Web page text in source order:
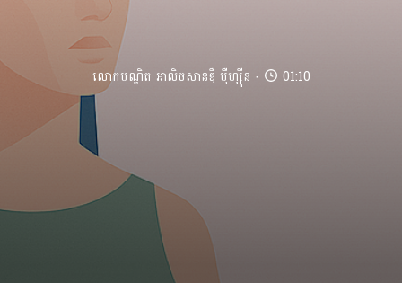
លោកបណ្ឌិត អាលិចសានឌឺ បុឺហ្សុីន 01:10